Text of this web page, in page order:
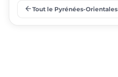
place
arrow_back Tout le Pyrénées-Orientales